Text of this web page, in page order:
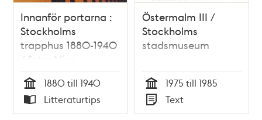
Innanför portarna :
Stockholms
trapphus 1880-1940
/ foto: Nino
Monastra ; text:
Olof Antell m.fl.
Tid
1880 till 1940
Typ
Litteraturtips
Östermalm III /
Stockholms
stadsmuseum
Tid
1975 till 1985
Typ
Text